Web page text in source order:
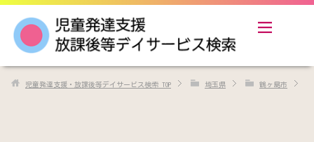
児童発達支援・放課後等デイサービス検索 TOP 埼玉県 鶴ヶ島市